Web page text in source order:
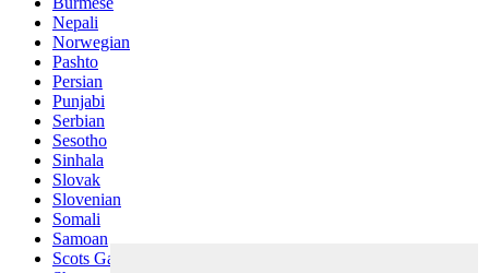
Nepali
Norwegian
Pashto
Persian
Punjabi
Serbian
Sesotho
Sinhala
Slovak
Slovenian
Somali
Samoan
Scots Gaelic